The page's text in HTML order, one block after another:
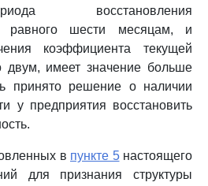
восстановления
равного шести месяцам, и
коэффициента текущей
двум, имеет значение больше
принято решение о наличии
у предприятия восстановить
в пункте 5настоящего
для признания структуры